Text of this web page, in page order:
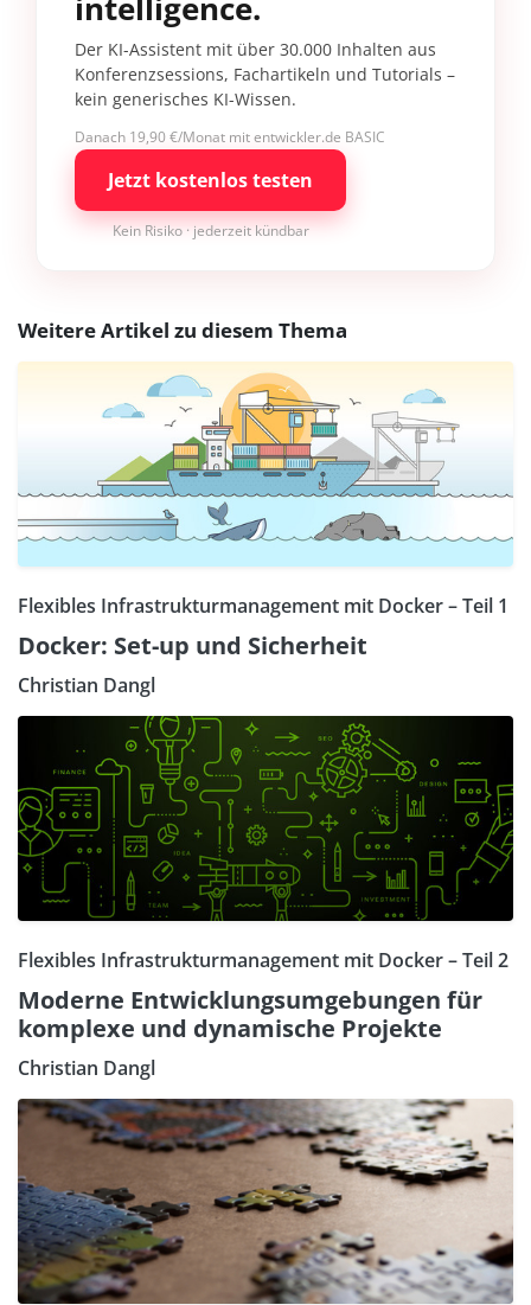
Der KI-Assistent mit über 30.000 Inhalten aus
Konferenzsessions, Fachartikeln und Tutorials –
kein generisches KI-Wissen.
Danach 19,90 €/Monat mit entwickler.de BASIC
Jetzt kostenlos testen
Kein Risiko · jederzeit kündbar
Weitere Artikel zu diesem Thema
Flexibles Infrastrukturmanagement mit Docker – Teil 1
Docker: Set-up und Sicherheit
Christian Dangl
Flexibles Infrastrukturmanagement mit Docker – Teil 2
Moderne Entwicklungsumgebungen für
komplexe und dynamische Projekte
Christian Dangl